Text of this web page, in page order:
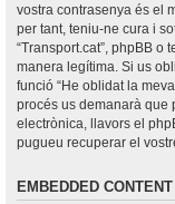
vostra contrasenya és el
per tant, teniu-ne cura i
“Transport.cat”, phpBB o
manera legítima. Si us
funció “He oblidat la
procés us demanarà que
electrònica, llavors el
pugueu recuperar el
EMBEDDED